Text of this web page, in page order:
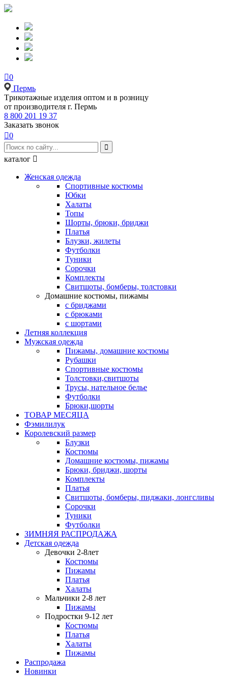
0
Пермь
Tрикотажные изделия оптом и в розницу
от производителя г. Пермь
8 800 201 19 37
Заказать звонок
0

каталог 
Женская одежда
Спортивные костюмы
Юбки
Халаты
Топы
Шорты, брюки, бриджи
Платья
Блузки, жилеты
Футболки
Туники
Сорочки
Комплекты
Свитшоты, бомберы, толстовки
Домашние костюмы, пижамы
с бриджами
с брюками
с шортами
Летняя коллекция
Мужская одежда
Пижамы, домашние костюмы
Рубашки
Спортивные костюмы
Толстовки,свитшоты
Трусы, нательное белье
Футболки
Брюки,шорты
ТОВАР МЕСЯЦА
Фэмилилук
Королевский размер
Блузки
Костюмы
Домашние костюмы, пижамы
Брюки, бриджи, шорты
Комплекты
Платья
Свитшоты, бомберы, пиджаки, лонгсливы
Сорочки
Туники
Футболки
ЗИМНЯЯ РАСПРОДАЖА
Детская одежда
Девочки 2-8лет
Костюмы
Пижамы
Платья
Халаты
Мальчики 2-8 лет
Пижамы
Подростки 9-12 лет
Костюмы
Платья
Халаты
Пижамы
Распродажа
Новинки